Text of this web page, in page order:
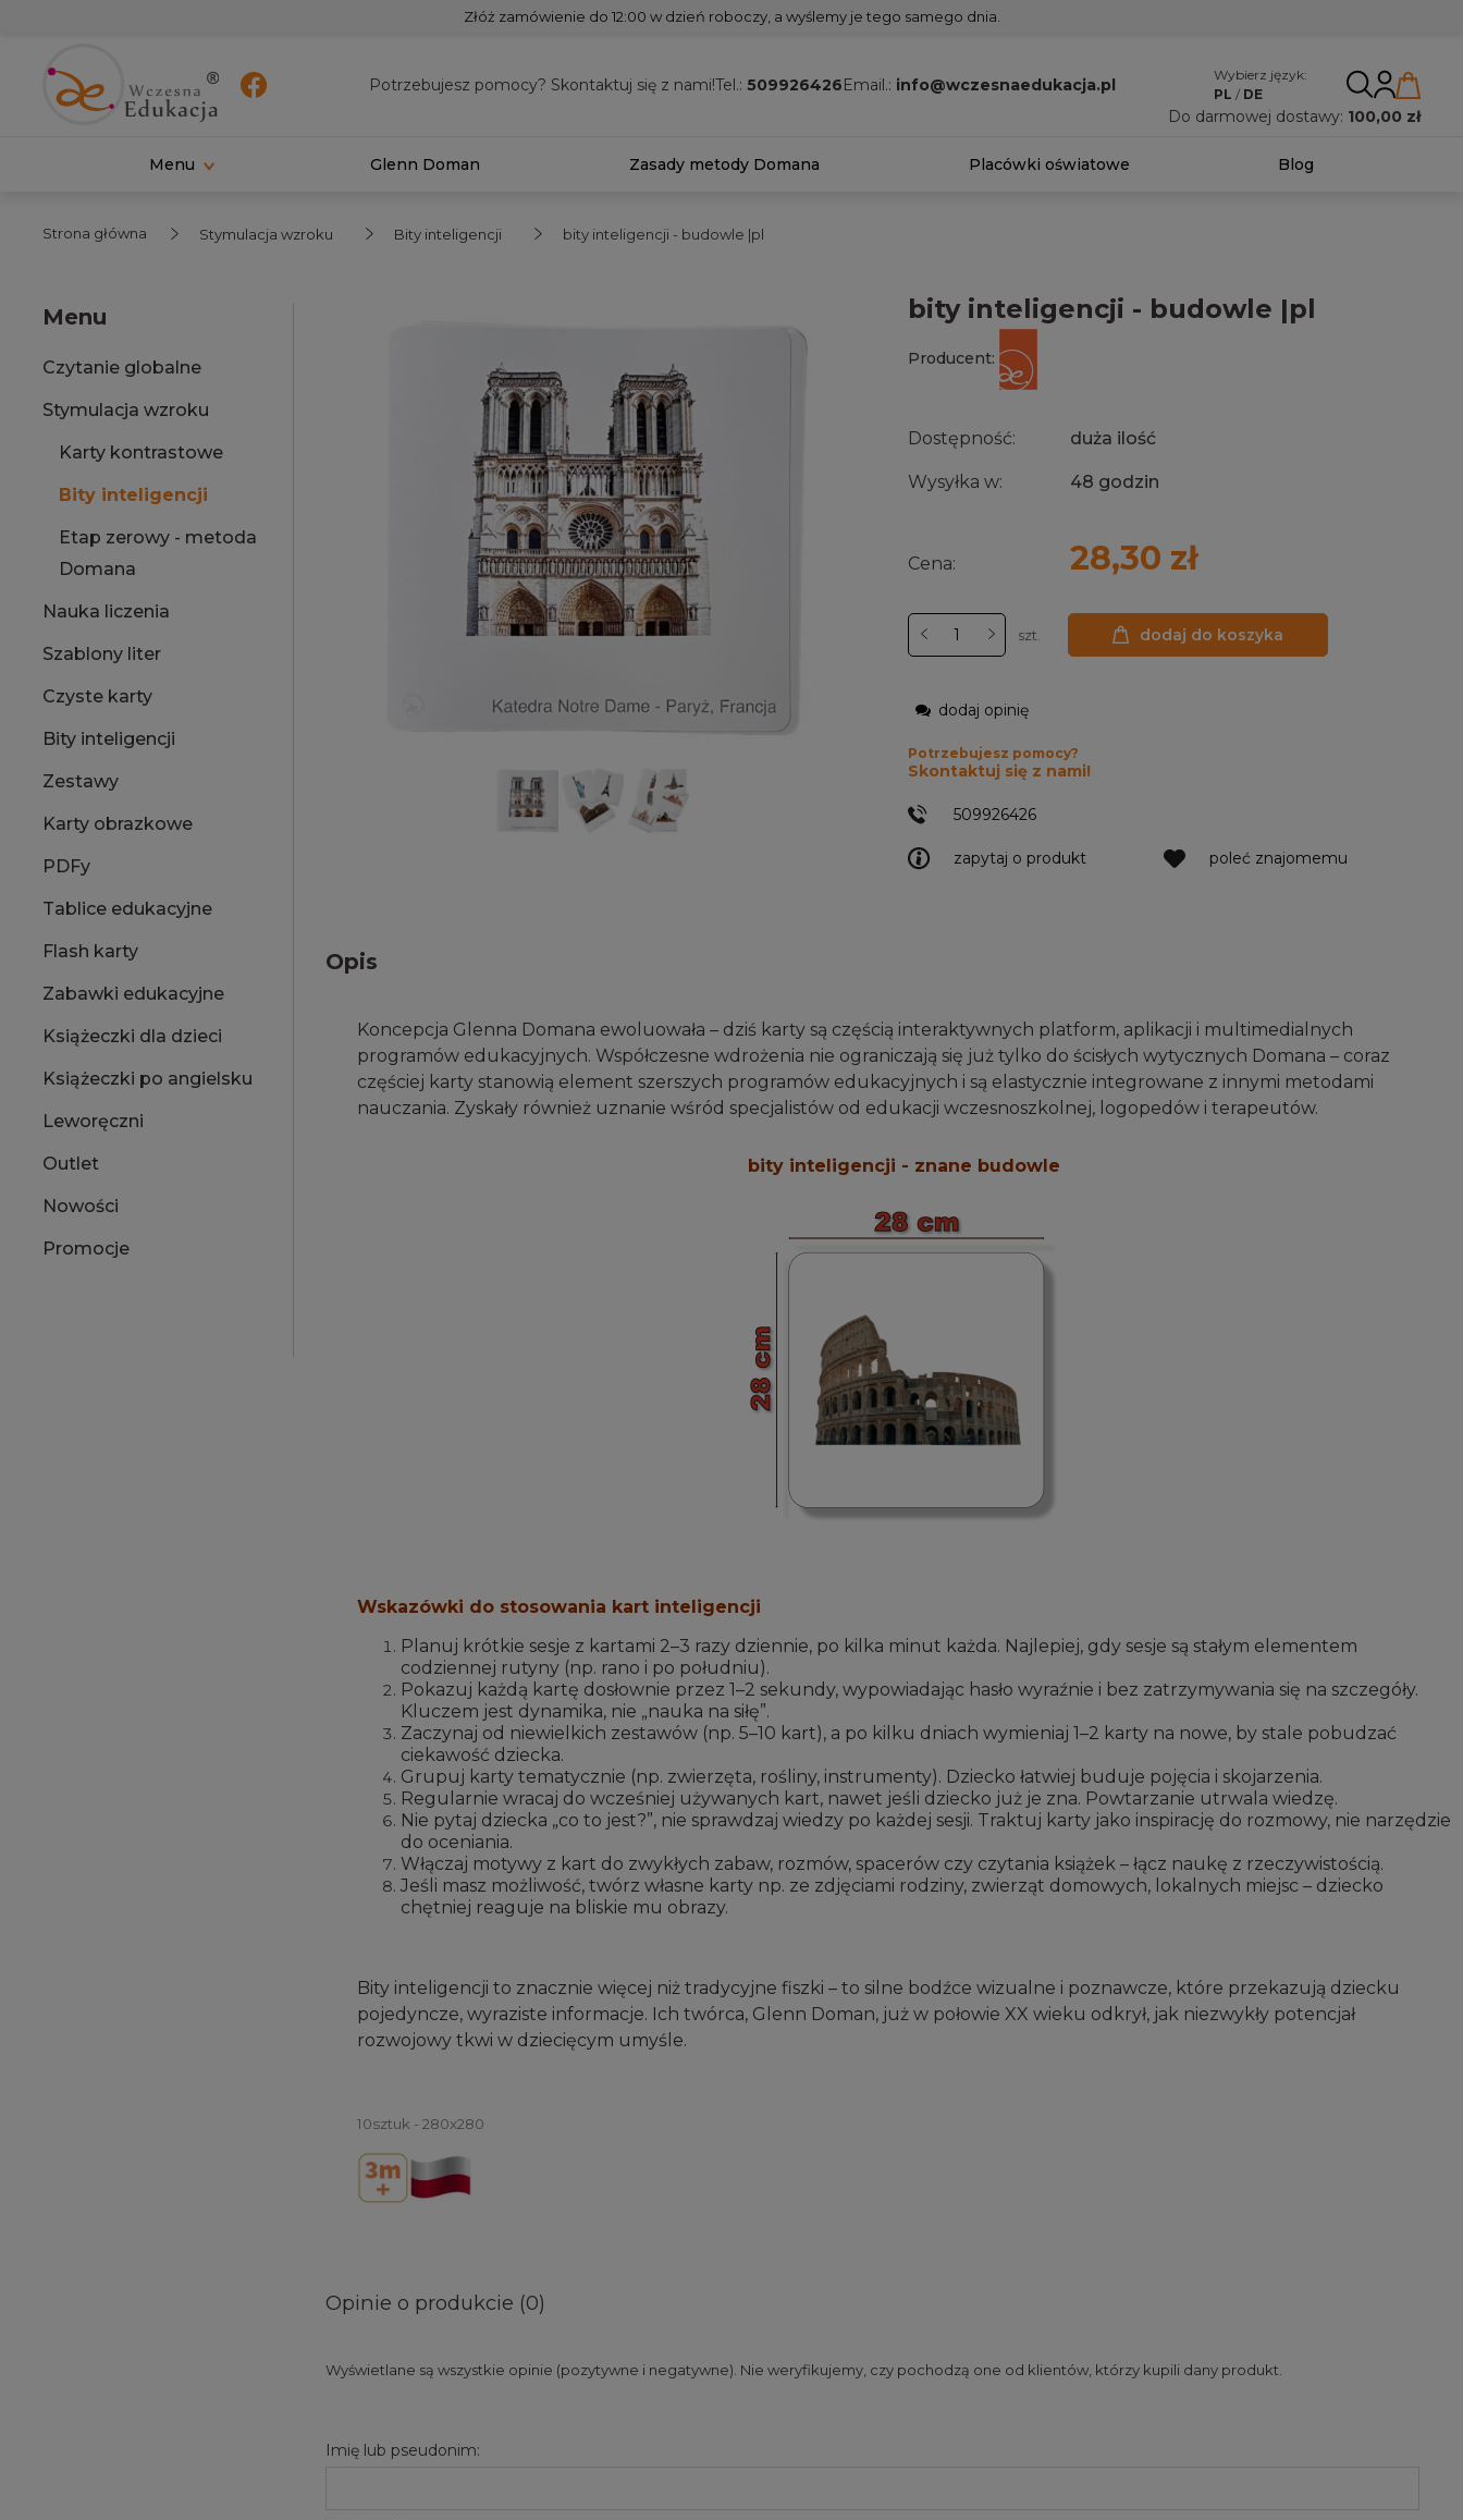
Złóż zamówienie do 12:00 w dzień roboczy, a wyślemy je tego samego dnia.
Potrzebujesz pomocy? Skontaktuj się z nami!Tel.: 509926426Email.: info@wczesnaedukacja.pl
Wybierz język:
PL / DE
Do darmowej dostawy: 100,00 zł
Menu Glenn Doman Zasady metody Domana Placówki oświatowe Blog
Strona główna Stymulacja wzroku Bity inteligencji bity inteligencji - budowle |pl
Menu
Czytanie globalne
Stymulacja wzroku
Karty kontrastowe
Bity inteligencji
Etap zerowy - metoda
Domana
Nauka liczenia
Szablony liter
Czyste karty
Bity inteligencji
Zestawy
Karty obrazkowe
PDFy
Tablice edukacyjne
Flash karty
Zabawki edukacyjne
Książeczki dla dzieci
Książeczki po angielsku
Leworęczni
Outlet
Nowości
Promocje
bity inteligencji - budowle |pl
Producent:
Dostępność: duża ilość
Wysyłka w: 48 godzin
Cena: 28,30 zł
szt. dodaj do koszyka
zapytaj o produkt poleć znajomemu
Potrzebujesz pomocy?
Skontaktuj się z nami!
509926426
dodaj opinię
Opis
Koncepcja Glenna Domana ewoluowała – dziś karty są częścią interaktywnych platform, aplikacji i multimedialnych
programów edukacyjnych. Współczesne wdrożenia nie ograniczają się już tylko do ścisłych wytycznych Domana – coraz
częściej karty stanowią element szerszych programów edukacyjnych i są elastycznie integrowane z innymi metodami
nauczania. Zyskały również uznanie wśród specjalistów od edukacji wczesnoszkolnej, logopedów i terapeutów.
bity inteligencji - znane budowle
Wskazówki do stosowania kart inteligencji
Planuj krótkie sesje z kartami 2–3 razy dziennie, po kilka minut każda. Najlepiej, gdy sesje są stałym elementem
codziennej rutyny (np. rano i po południu).
Pokazuj każdą kartę dosłownie przez 1–2 sekundy, wypowiadając hasło wyraźnie i bez zatrzymywania się na szczegóły.
Kluczem jest dynamika, nie „nauka na siłę”.
Zaczynaj od niewielkich zestawów (np. 5–10 kart), a po kilku dniach wymieniaj 1–2 karty na nowe, by stale pobudzać
ciekawość dziecka.
Grupuj karty tematycznie (np. zwierzęta, rośliny, instrumenty). Dziecko łatwiej buduje pojęcia i skojarzenia.
Regularnie wracaj do wcześniej używanych kart, nawet jeśli dziecko już je zna. Powtarzanie utrwala wiedzę.
Nie pytaj dziecka „co to jest?”, nie sprawdzaj wiedzy po każdej sesji. Traktuj karty jako inspirację do rozmowy, nie narzędzie
do oceniania.
Włączaj motywy z kart do zwykłych zabaw, rozmów, spacerów czy czytania książek – łącz naukę z rzeczywistością.
Jeśli masz możliwość, twórz własne karty np. ze zdjęciami rodziny, zwierząt domowych, lokalnych miejsc – dziecko
chętniej reaguje na bliskie mu obrazy.
Bity inteligencji to znacznie więcej niż tradycyjne fiszki – to silne bodźce wizualne i poznawcze, które przekazują dziecku
pojedyncze, wyraziste informacje. Ich twórca, Glenn Doman, już w połowie XX wieku odkrył, jak niezwykły potencjał
rozwojowy tkwi w dziecięcym umyśle.
10sztuk - 280x280
Opinie o produkcie (0)
Wyświetlane są wszystkie opinie (pozytywne i negatywne). Nie weryfikujemy, czy pochodzą one od klientów, którzy kupili dany produkt.
Imię lub pseudonim: